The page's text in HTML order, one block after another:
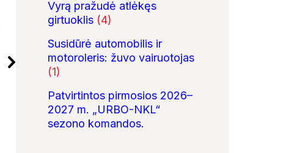
02:02
sprunka automobiliu
tampa meno kūriniu
Vyrą pražudė atlėkęs
girtuoklis (4)
Susidūrė automobilis ir
motoroleris: žuvo vairuotojas
(1)
Patvirtintos pirmosios 2026–
2027 m. „URBO-NKL“
sezono komandos.